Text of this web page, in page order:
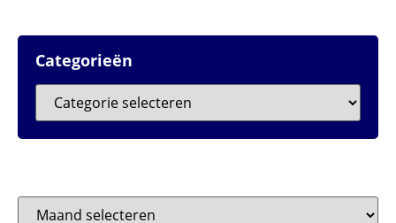
Categorieën